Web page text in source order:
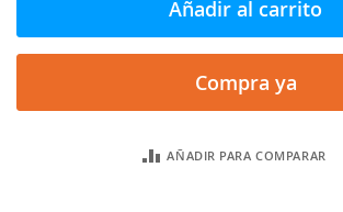
Añadir al carrito
Compra ya
AÑADIR PARA COMPARAR